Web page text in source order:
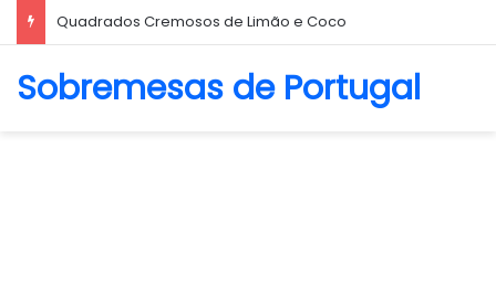
Quadrados Cremosos de Limão e Coco
Sobremesas de Portugal